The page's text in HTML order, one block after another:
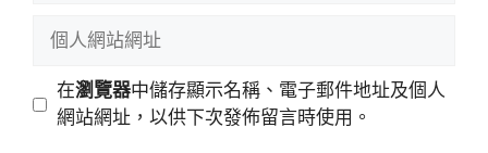
址
站
在瀏覽器中儲存顯示名稱、電子郵件地址及個人
網站網址，以供下次發佈留言時使用。